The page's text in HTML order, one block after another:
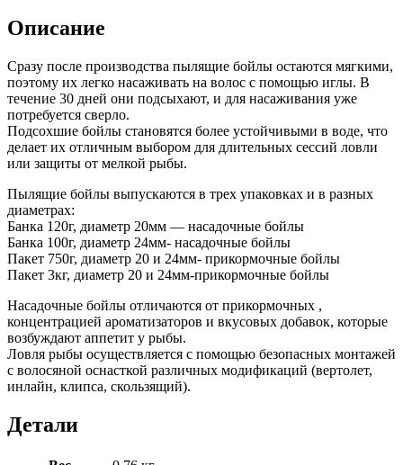
Описание
Сразу после производства пылящие бойлы остаются мягкими,
поэтому их легко насаживать на волос с помощью иглы. В
течение 30 дней они подсыхают, и для насаживания уже
потребуется сверло.
Подсохшие бойлы становятся более устойчивыми в воде, что
делает их отличным выбором для длительных сессий ловли
или защиты от мелкой рыбы.
Пылящие бойлы выпускаются в трех упаковках и в разных
диаметрах:
Банка 120г, диаметр 20мм — насадочные бойлы
Банка 100г, диаметр 24мм- насадочные бойлы
Пакет 750г, диаметр 20 и 24мм- прикормочные бойлы
Пакет 3кг, диаметр 20 и 24мм-прикормочные бойлы
Насадочные бойлы отличаются от прикормочных ,
концентрацией ароматизаторов и вкусовых добавок, которые
возбуждают аппетит у рыбы.
Ловля рыбы осуществляется с помощью безопасных монтажей
с волосяной оснасткой различных модификаций (вертолет,
инлайн, клипса, скользящий).
Детали